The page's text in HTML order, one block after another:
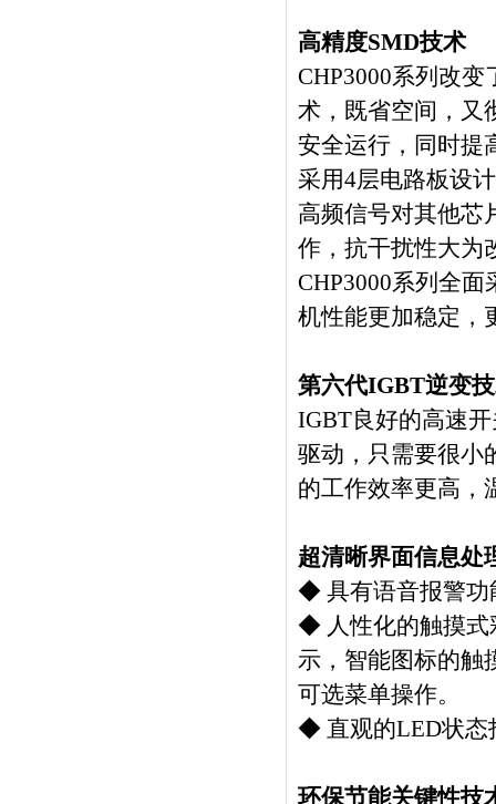
高精度SMD技术
CHP3000系列改
术，既省空间，又
安全运行，同时提
采用4层电路板设
高频信号对其他芯
作，抗干扰性大为
CHP3000系列全
机性能更加稳定，
第六代IGBT逆变
IGBT良好的高速
驱动，只需要很小
的工作效率更高，
超清晰界面信息处
◆ 具有语音报警功
◆ 人性化的触摸式
示，智能图标的触
可选菜单操作。
◆ 直观的LED状态
环保节能关键性技